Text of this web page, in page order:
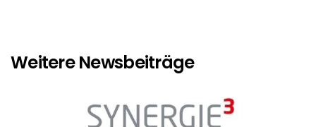
Weitere Newsbeiträge